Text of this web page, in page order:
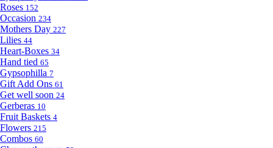
Roses 152
Occasion 234
Mothers Day 227
Lilies 44
Heart-Boxes 34
Hand tied 65
Gypsophilla 7
Gift Add Ons 61
Get well soon 24
Gerberas 10
Fruit Baskets 4
Flowers 215
Combos 60